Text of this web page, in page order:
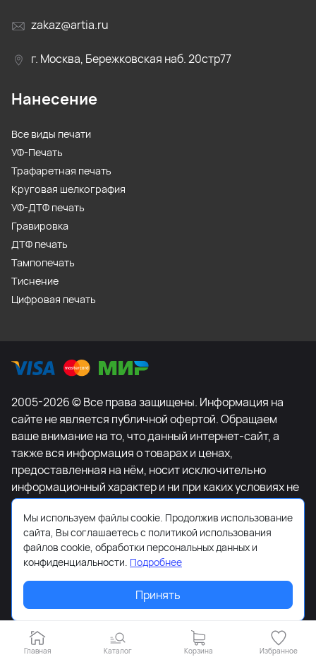
zakaz@artia.ru
г. Москва, Бережковская наб. 20стр77
Нанесение
Все виды печати
УФ-Печать
Трафаретная печать
Круговая шелкография
УФ-ДТФ печать
Гравировка
ДТФ печать
Тампопечать
Тиснение
Цифровая печать
2005-2026 © Все права защищены. Информация на
сайте не является публичной офертой. Обращаем
ваше внимание на то, что данный интернет-сайт, а
также вся информация о товарах и ценах,
предоставленная на нём, носит исключительно
информационный характер и ни при каких условиях не
является публичной офертой, определяемой
положениями Статьи 437 Гражданского кодекса
Российской Федерации. Для получения подробной
информации о наличии и стоимости указанных
товаров и (или) услуг, пожалуйста, обращайтесь к
менеджеру сайта с помощью специальной формы
связи или по телефону +7-495-627-77-11.
Главная Каталог Корзина Избранное
Мы используем файлы cookie. Продолжив использование
сайта, Вы соглашаетесь с политикой использования
файлов cookie, обработки персональных данных и
конфиденциальности. Подробнее
Принять